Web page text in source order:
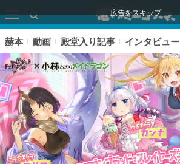
広告をスキップ
赫本 動画 殿堂入り記事 インタビュー